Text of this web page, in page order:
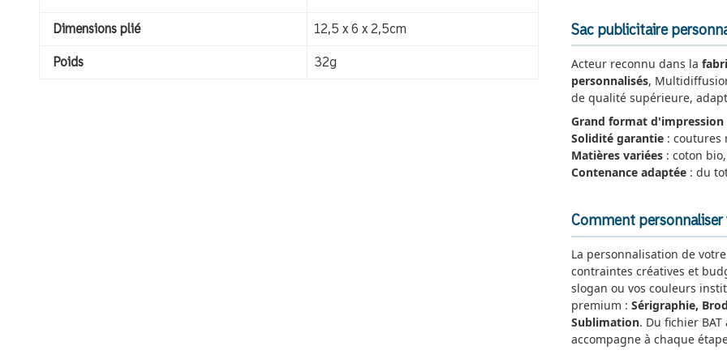
Dimensions plié 12,5 x 6 x 2,5cm
Poids 32g
Sac publicitaire
Acteur reconnu dans la
personnalisés,
de qualité supérieure,
Grand format d'impression
Solidité garantie : coutures
Matières variées : coton
Contenance adaptée : du
Comment
La personnalisation de
contraintes créatives et
slogan ou vos couleurs
premium : Sérigraphie,
Sublimation. Du fichier
accompagne à chaque